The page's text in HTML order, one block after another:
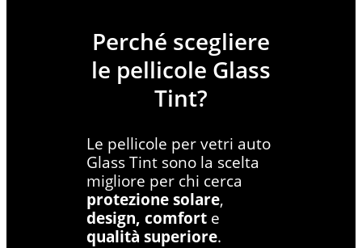
Perché scegliere
le pellicole Glass
Tint?
Le pellicole per vetri auto
Glass Tint sono la scelta
migliore per chi cerca
protezione solare,
design, comfort e
qualità superiore.